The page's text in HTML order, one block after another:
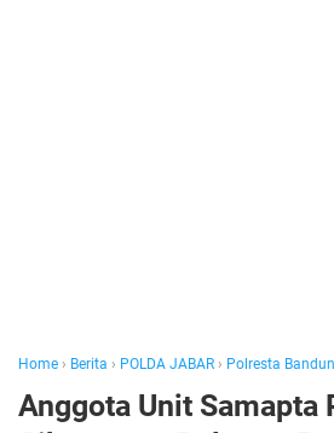
Home › Berita › POLDA JABAR › Polresta
Anggota Unit Samapta